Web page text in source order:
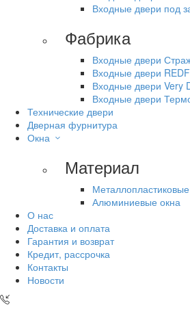
Входные двери под
Фабрика
Входные двери
Входные двери
Входные двери Very
Входные двери
Технические двери
Дверная фурнитура
Окна
Материал
Алюминиевые окна
О нас
Доставка и оплата
Гарантия и возврат
Кредит, рассрочка
Контакты
Новости